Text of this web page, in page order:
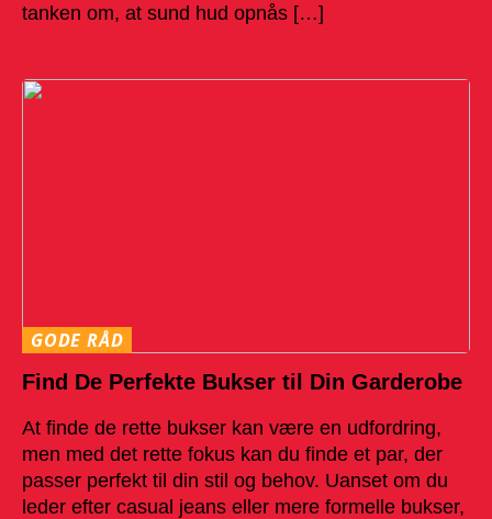
tanken om, at sund hud opnås […]
GODE RÅD
Find De Perfekte Bukser til Din Garderobe
At finde de rette bukser kan være en udfordring,
men med det rette fokus kan du finde et par, der
passer perfekt til din stil og behov. Uanset om du
leder efter casual jeans eller mere formelle bukser,